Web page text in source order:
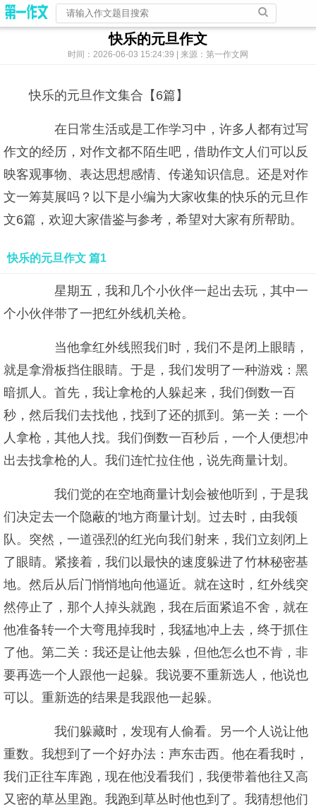
快乐的元旦作文
时间：2026-06-03 15:24:39 | 来源：第一作文网
快乐的元旦作文集合【6篇】
在日常生活或是工作学习中，许多人都有过写
作文的经历，对作文都不陌生吧，借助作文人们可以反
映客观事物、表达思想感情、传递知识信息。还是对作
文一筹莫展吗？以下是小编为大家收集的快乐的元旦作
文6篇，欢迎大家借鉴与参考，希望对大家有所帮助。
快乐的元旦作文 篇1
星期五，我和几个小伙伴一起出去玩，其中一
个小伙伴带了一把红外线机关枪。
当他拿红外线照我们时，我们不是闭上眼睛，
就是拿滑板挡住眼睛。于是，我们发明了一种游戏：黑
暗抓人。首先，我让拿枪的人躲起来，我们倒数一百
秒，然后我们去找他，找到了还的抓到。第一关：一个
人拿枪，其他人找。我们倒数一百秒后，一个人便想冲
出去找拿枪的人。我们连忙拉住他，说先商量计划。
我们觉的在空地商量计划会被他听到，于是我
们决定去一个隐蔽的'地方商量计划。过去时，由我领
队。突然，一道强烈的红光向我们射来，我们立刻闭上
了眼睛。紧接着，我们以最快的速度躲进了竹林秘密基
地。然后从后门悄悄地向他逼近。就在这时，红外线突
然停止了，那个人掉头就跑，我在后面紧追不舍，就在
他准备转一个大弯甩掉我时，我猛地冲上去，终于抓住
了他。第二关：我还是让他去躲，但他怎么也不肯，非
要再选一个人跟他一起躲。我说要不重新选人，他说也
可以。重新选的结果是我跟他一起躲。
我们躲藏时，发现有人偷看。另一个人说让他
重数。我想到了一个好办法：声东击西。他在看我时，
我们正往车库跑，现在他没看我们，我便带着他往又高
又密的草丛里跑。我跑到草丛时他也到了。我猜想他们